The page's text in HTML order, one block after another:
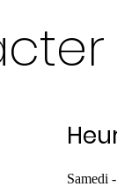
Samedi